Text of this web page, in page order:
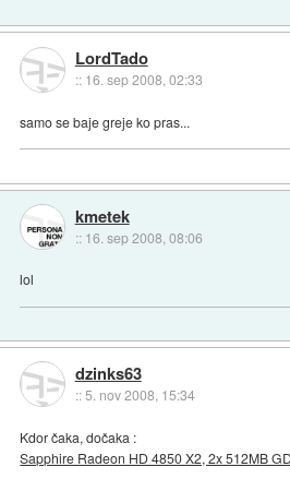
LordTado
:: 16. sep 2008, 02:33
samo se baje greje ko pras...
kmetek
:: 16. sep 2008, 08:06
lol
dzinks63
::5. nov 2008, 15:34
Kdor čaka, dočaka :
Sapphire Radeon HD 4850 X2, 2x 512MB